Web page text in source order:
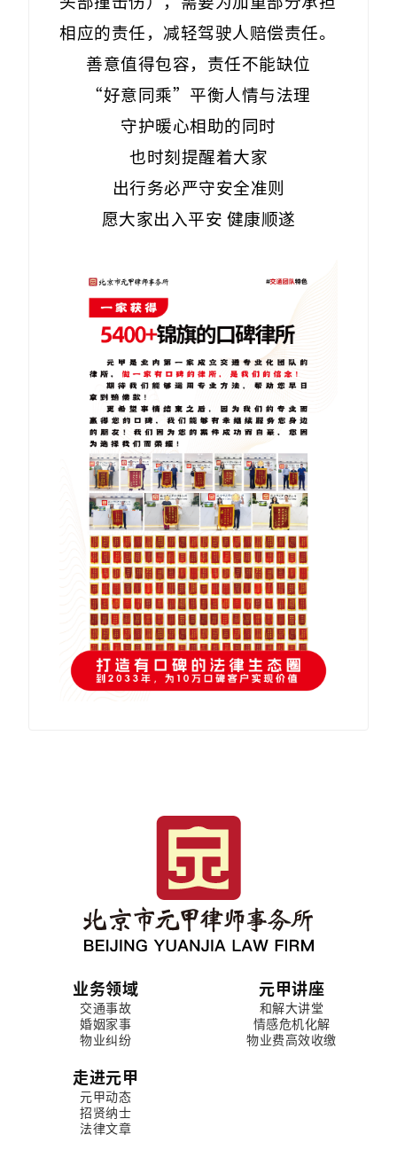
相应的责任，减轻驾驶人赔偿责任。
善意值得包容，责任不能缺位
“好意同乘”平衡人情与法理
守护暖心相助的同时
也时刻提醒着大家
出行务必严守安全准则
愿大家出入平安 健康顺遂
业务领域
交通事故
婚姻家事
物业纠纷
元甲讲座
和解大讲堂
情感危机化解
物业费高效收缴
走进元甲
元甲动态
招贤纳士
法律文章